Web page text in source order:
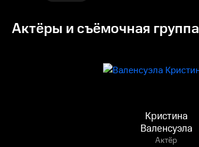
Актёры и съёмочная группа
Кристина
Валенсуэла
Актёр